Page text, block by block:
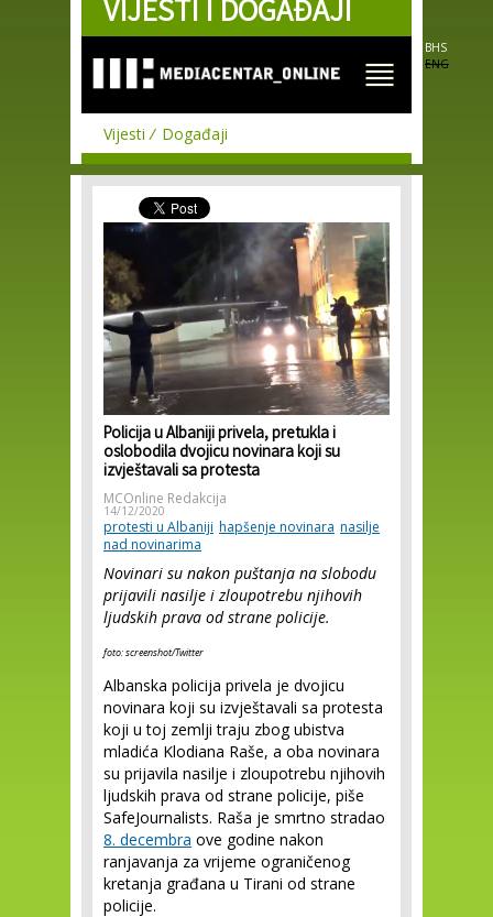
Skip to
main
VIJESTI I DOGAĐAJI
BHS
ENG
Vijesti Događaji
Policija u Albaniji privela, pretukla i
oslobodila dvojicu novinara koji su
izvještavali sa protesta
MCOnline Redakcija
14/12/2020
protesti u Albaniji hapšenje novinara nasilje
nad novinarima
Novinari su nakon puštanja na slobodu
prijavili nasilje i zloupotrebu njihovih
ljudskih prava od strane policije.
foto: screenshot/Twitter
Albanska policija privela je dvojicu
novinara koji su izvještavali sa protesta
koji u toj zemlji traju zbog ubistva
mladića Klodiana Raše, a oba novinara
su prijavila nasilje i zloupotrebu njihovih
ljudskih prava od strane policije, piše
SafeJournalists. Raša je smrtno stradao
8. decembra ove godine nakon
ranjavanja za vrijeme ograničenog
kretanja građana u Tirani od strane
policije.